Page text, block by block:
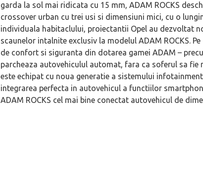
garda la sol mai ridicata cu 15 mm, ADAM ROCKS
crossover urban cu trei usi si dimensiuni mici, cu o
individuala habitaclului, proiectantii Opel au dezvoltat
scaunelor intalnite exclusiv la modelul ADAM ROCKS.
de confort si siguranta din dotarea gamei ADAM –
parcheaza autovehiculul automat, fara ca soferul sa fie
este echipat cu noua generatie a sistemului
integrarea perfecta in autovehicul a functiilor
ADAM ROCKS cel mai bine conectat autovehicul de